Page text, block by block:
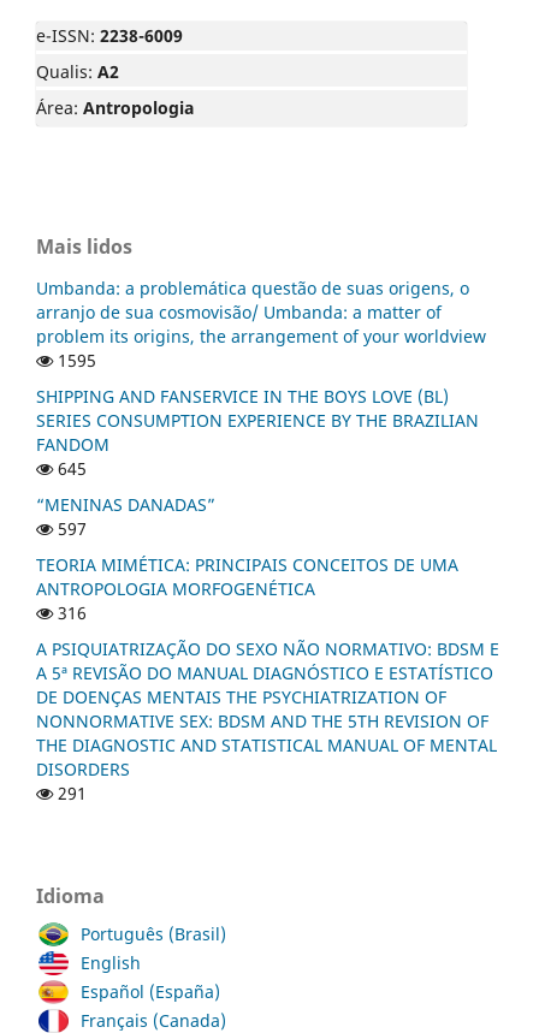
e-ISSN: 2238-6009
Qualis: A2
Área: Antropologia
Mais lidos
Umbanda: a problemática questão de suas origens, o
arranjo de sua cosmovisão/ Umbanda: a matter of
problem its origins, the arrangement of your worldview
1595
SHIPPING AND FANSERVICE IN THE BOYS LOVE (BL)
SERIES CONSUMPTION EXPERIENCE BY THE BRAZILIAN
FANDOM
645
“MENINAS DANADAS”
597
TEORIA MIMÉTICA: PRINCIPAIS CONCEITOS DE UMA
ANTROPOLOGIA MORFOGENÉTICA
316
A PSIQUIATRIZAÇÃO DO SEXO NÃO NORMATIVO: BDSM E
A 5ª REVISÃO DO MANUAL DIAGNÓSTICO E ESTATÍSTICO
DE DOENÇAS MENTAIS THE PSYCHIATRIZATION OF
NONNORMATIVE SEX: BDSM AND THE 5TH REVISION OF
THE DIAGNOSTIC AND STATISTICAL MANUAL OF MENTAL
DISORDERS
291
Idioma
Português (Brasil)
English
Español (España)
Français (Canada)